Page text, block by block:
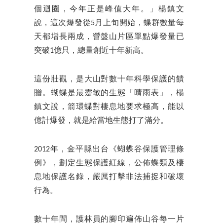
個迴圈，今年正是峰值大年。」楊鎮文
說，這次爆發從5月上旬開始，蝶群數量每
天都增長兩成，營盤山片區單點爆發量已
突破1億只，總量創近十年新高。
這份壯觀，是大山對數十年科學保護的饋
贈。蝴蝶是最靈敏的生態「晴雨表」，楊
鎮文說，箭環蝶對棲息地要求極高，能以
億計爆發，就是給當地生態打了滿分。
2012年，金平縣出台《蝴蝶谷保護管理條
例》，劃定生態保護紅線，公佈蝶類及棲
息地保護名錄，嚴厲打擊非法捕捉和破壞
行為。
數十年間，護林員的腳印遍佈山谷每一片